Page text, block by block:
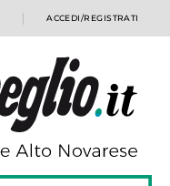
ACCEDI/REGISTRATI